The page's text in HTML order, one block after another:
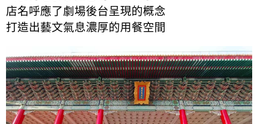
店名呼應了劇場後台呈現的概念
打造出藝文氣息濃厚的用餐空間